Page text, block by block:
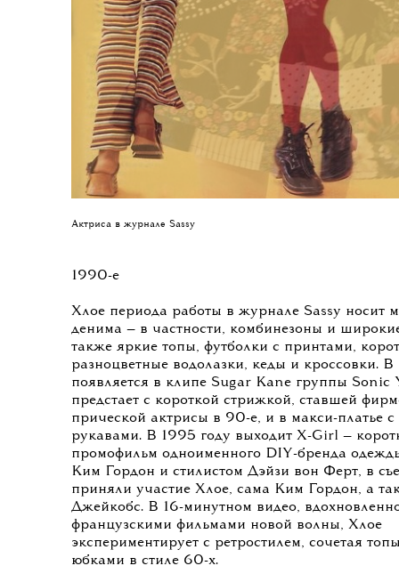
Актриса в журнале Sassy
1990-е
Хлое периода работы в журнале Sassy носит
денима — в частности, комбинезоны и
также яркие топы, футболки с принтами,
разноцветные водолазки, кеды и кроссовки.
появляется в клипе Sugar Kane группы Sonic
предстает с короткой стрижкой, ставшей
прической актрисы в 90-е, и в макси-платье
рукавами. В 1995 году выходит X-Girl —
промофильм одноименного DIY-бренда
Ким Гордон и стилистом Дэйзи вон Ферт, в
приняли участие Хлое, сама Ким Гордон, а
Джейкобс. В 16-минутном видео,
французскими фильмами новой волны, Хлое
экспериментирует с ретростилем, сочетая
юбками в стиле 60-х.